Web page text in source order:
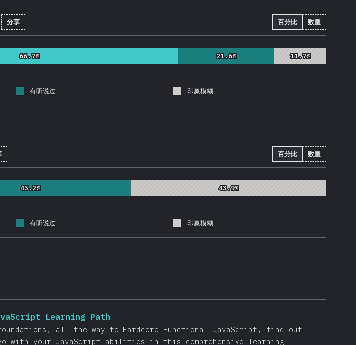
95.7 %
分享 百分比 数量
66.7%
66.7% 21.6%
21.6% 11.7%
11.7%
有听说过 印象模糊
% 百分比 数量
45.2%
45.2% 43.9%
43.9%
有听说过 印象模糊
Learning Path
all the way to Hardcore Functional JavaScript, find out
with your JavaScript abilities in this comprehensive learning